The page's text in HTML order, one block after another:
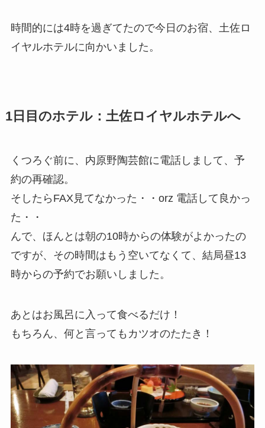
時間的には4時を過ぎてたので今日のお宿、土佐ロ
イヤルホテルに向かいました。
1日目のホテル：土佐ロイヤルホテルへ
くつろぐ前に、内原野陶芸館に電話しまして、予
約の再確認。
そしたらFAX見てなかった・・orz 電話して良かっ
た・・
んで、ほんとは朝の10時からの体験がよかったの
ですが、その時間はもう空いてなくて、結局昼13
時からの予約でお願いしました。
あとはお風呂に入って食べるだけ！
もちろん、何と言ってもカツオのたたき！